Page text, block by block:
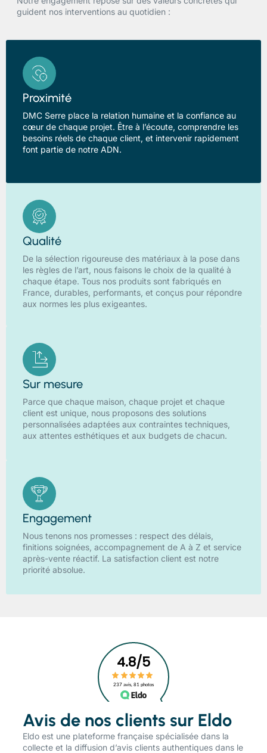
guident nos interventions au quotidien :
Proximité
DMC Serre place la relation humaine et la confiance au
cœur de chaque projet. Être à l’écoute, comprendre les
besoins réels de chaque client, et intervenir rapidement
font partie de notre ADN.
Qualité
De la sélection rigoureuse des matériaux à la pose dans
les règles de l’art, nous faisons le choix de la qualité à
chaque étape. Tous nos produits sont fabriqués en
France, durables, performants, et conçus pour répondre
aux normes les plus exigeantes.
Sur mesure
Parce que chaque maison, chaque projet et chaque
client est unique, nous proposons des solutions
personnalisées adaptées aux contraintes techniques,
aux attentes esthétiques et aux budgets de chacun.
Engagement
Nous tenons nos promesses : respect des délais,
finitions soignées, accompagnement de A à Z et service
après-vente réactif. La satisfaction client est notre
priorité absolue.
Avis de nos clients sur Eldo
​Eldo est une plateforme française spécialisée dans la
collecte et la diffusion d’avis clients authentiques dans le